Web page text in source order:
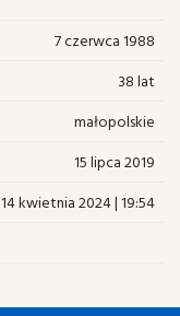
7 czerwca 1988
38 lat
małopolskie
15 lipca 2019
14 kwietnia 2024 | 19:54